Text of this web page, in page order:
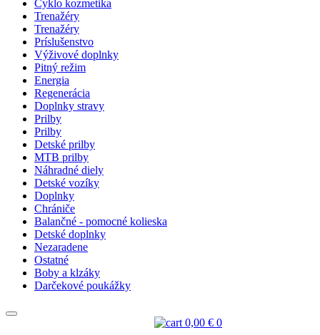
Cyklo kozmetika
Trenažéry
Trenažéry
Príslušenstvo
Výživové doplnky
Pitný režim
Energia
Regenerácia
Doplnky stravy
Prilby
Prilby
Detské prilby
MTB prilby
Náhradné diely
Detské vozíky
Doplnky
Chrániče
Balančné - pomocné kolieska
Detské doplnky
Nezaradene
Ostatné
Boby a klzáky
Darčekové poukážky
0,00 € 0